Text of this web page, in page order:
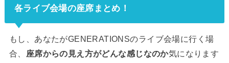
各ライブ会場の座席まとめ！
もし、あなたがGENERATIONSのライブ会場に行く場
合、 座席からの見え方がどんな感じなのか気になります